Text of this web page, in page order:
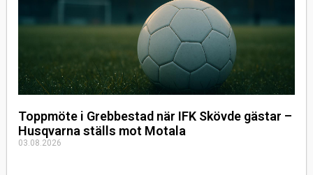
Toppmöte i Grebbestad när IFK Skövde gästar –
Husqvarna ställs mot Motala
03.08.2026